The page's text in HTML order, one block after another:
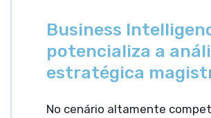
Business
potencializa a
estratégica
No cenário altamente